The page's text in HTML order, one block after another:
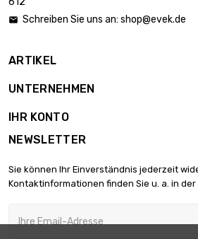
Dicke/Stärke : 1mm
52,40 €
Dicke/Stärke : 1mm
Länge : 0.5 Meter
Breite : 25mm
Dicke/Stärke : 1.5mm
 Schreiben Sie uns an: shop@evek.de
ARTIKEL
UNTERNEHMEN
IHR KONTO
NEWSLETTER
Sie können Ihr Einverständnis jederzeit
Kontaktinformationen finden Sie u. a. in